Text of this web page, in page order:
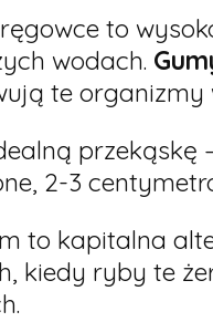
to
wodach.
te organizmy
przekąskę
2-3
to kapitalna
kiedy ryby te